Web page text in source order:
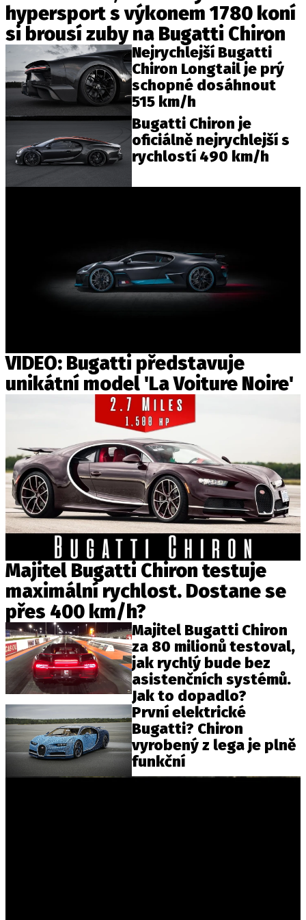
Provozovatelem serveru autoroad.cz je
INCORP MEDIA GROUP s.r.o., IČ: 118 23 054
hypersport s výkonem 1780 koní
si brousí zuby na Bugatti Chiron
Nejrychlejší Bugatti
Chiron Longtail je prý
schopné dosáhnout
515 km/h
Bugatti Chiron je
oficiálně nejrychlejší s
rychlostí 490 km/h
VIDEO: Bugatti představuje
unikátní model 'La Voiture Noire'
Majitel Bugatti Chiron testuje
maximální rychlost. Dostane se
přes 400 km/h?
Majitel Bugatti Chiron
za 80 milionů testoval,
jak rychlý bude bez
asistenčních systémů.
Jak to dopadlo?
První elektrické
Bugatti? Chiron
vyrobený z lega je plně
funkční